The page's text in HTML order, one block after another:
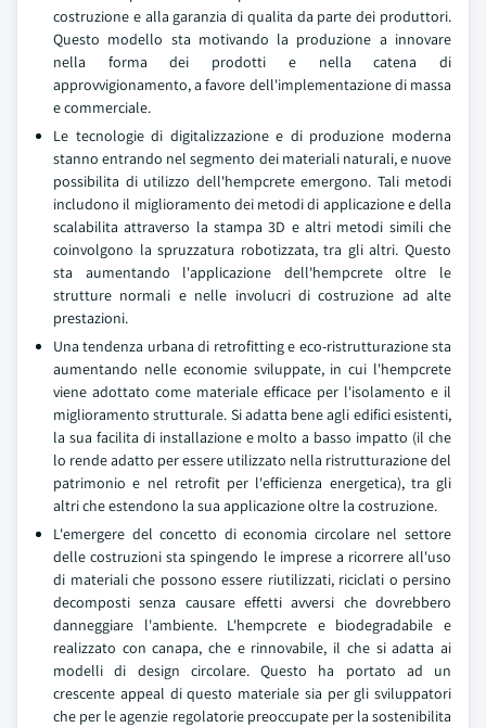
costruzione e alla garanzia di qualita da parte dei produttori.
Questo modello sta motivando la produzione a innovare
nella forma dei prodotti e nella catena di
approvvigionamento, a favore dell'implementazione di massa
e commerciale.
Le tecnologie di digitalizzazione e di produzione moderna
stanno entrando nel segmento dei materiali naturali, e nuove
possibilita di utilizzo dell'hempcrete emergono. Tali metodi
includono il miglioramento dei metodi di applicazione e della
scalabilita attraverso la stampa 3D e altri metodi simili che
coinvolgono la spruzzatura robotizzata, tra gli altri. Questo
sta aumentando l'applicazione dell'hempcrete oltre le
strutture normali e nelle involucri di costruzione ad alte
prestazioni.
Una tendenza urbana di retrofitting e eco-ristrutturazione sta
aumentando nelle economie sviluppate, in cui l'hempcrete
viene adottato come materiale efficace per l'isolamento e il
miglioramento strutturale. Si adatta bene agli edifici esistenti,
la sua facilita di installazione e molto a basso impatto (il che
lo rende adatto per essere utilizzato nella ristrutturazione del
patrimonio e nel retrofit per l'efficienza energetica), tra gli
altri che estendono la sua applicazione oltre la costruzione.
L'emergere del concetto di economia circolare nel settore
delle costruzioni sta spingendo le imprese a ricorrere all'uso
di materiali che possono essere riutilizzati, riciclati o persino
decomposti senza causare effetti avversi che dovrebbero
danneggiare l'ambiente. L'hempcrete e biodegradabile e
realizzato con canapa, che e rinnovabile, il che si adatta ai
modelli di design circolare. Questo ha portato ad un
crescente appeal di questo materiale sia per gli sviluppatori
che per le agenzie regolatorie preoccupate per la sostenibilita